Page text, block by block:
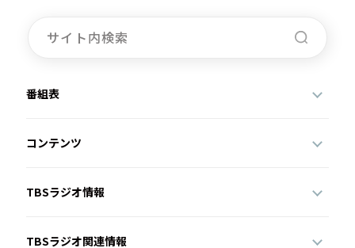
番組表
コンテンツ
TBSラジオ情報
TBSラジオ関連情報